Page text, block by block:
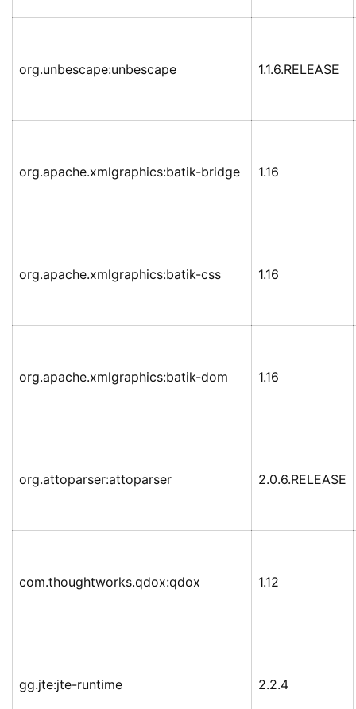
org.unbescape:unbescape 1.1.6.RELEASE
org.apache.xmlgraphics:batik-bridge 1.16
org.apache.xmlgraphics:batik-css 1.16
org.apache.xmlgraphics:batik-dom 1.16
org.attoparser:attoparser 2.0.6.RELEASE
com.thoughtworks.qdox:qdox 1.12
gg.jte:jte-runtime 2.2.4